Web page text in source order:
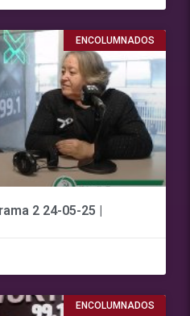
ENCOLUMNADOS
2 24-05-25 |
ENCOLUMNADOS